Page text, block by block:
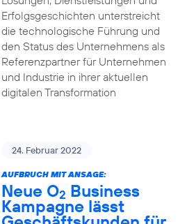
Erfolgsgeschichten unterstreicht
die technologische Führung und
den Status des Unternehmens als
Referenzpartner für Unternehmen
und Industrie in ihrer aktuellen
digitalen Transformation
24. Februar 2022
AUFBRUCH MIT ANSAGE:
Neue O2 Business
Kampagne lässt